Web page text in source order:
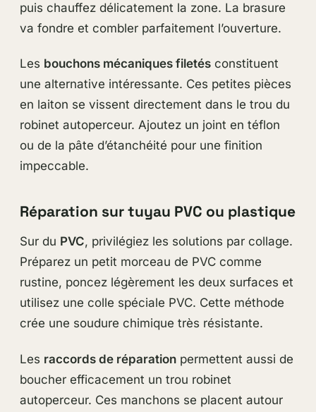
puis chauffez délicatement la zone. La brasure
va fondre et combler parfaitement l’ouverture.
Les bouchons mécaniques filetésconstituent
une alternative intéressante. Ces petites pièces
en laiton se vissent directement dans le trou du
robinet autoperceur. Ajoutez un joint en téflon
ou de la pâte d’étanchéité pour une finition
impeccable.
Réparation sur tuyau PVC ou plastique
Sur du PVC, privilégiez les solutions par collage.
Préparez un petit morceau de PVC comme
rustine, poncez légèrement les deux surfaces et
utilisez une colle spéciale PVC. Cette méthode
crée une soudure chimique très résistante.
Les raccords de réparationpermettent aussi de
boucher efficacement un trou robinet
autoperceur. Ces manchons se placent autour